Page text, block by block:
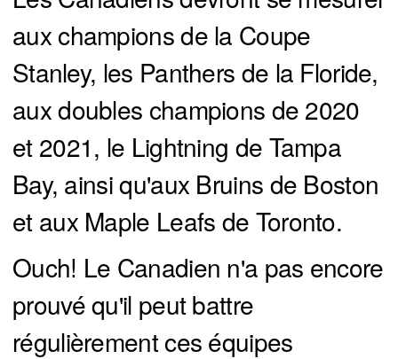
aux champions de la Coupe
Stanley, les Panthers de la Floride,
aux doubles champions de 2020
et 2021, le Lightning de Tampa
Bay, ainsi qu'aux Bruins de Boston
et aux Maple Leafs de Toronto.
Ouch! Le Canadien n'a pas encore
prouvé qu'il peut battre
régulièrement ces équipes